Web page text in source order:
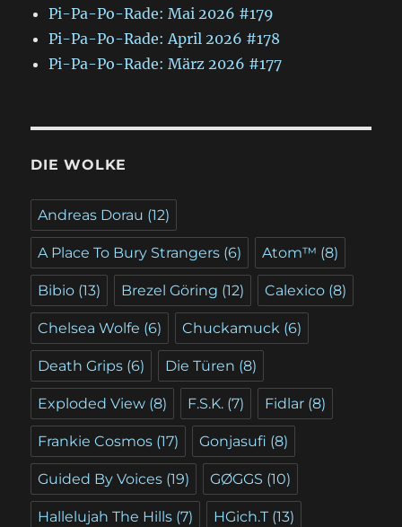
Pi-Pa-Po-Rade: Mai 2026 #179
Pi-Pa-Po-Rade: April 2026 #178
Pi-Pa-Po-Rade: März 2026 #177
DIE WOLKE
Andreas Dorau (12)
A Place To Bury Strangers (6) Atom™ (8)
Bibio (13) Brezel Göring (12) Calexico (8)
Chelsea Wolfe (6) Chuckamuck (6)
Death Grips (6) Die Türen (8)
Exploded View (8) F.S.K. (7) Fidlar (8)
Frankie Cosmos (17) Gonjasufi (8)
Guided By Voices (19) GØGGS (10)
Hallelujah The Hills (7) HGich.T (13)